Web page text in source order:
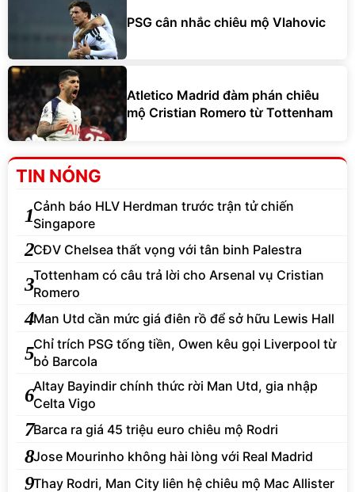
PSG cân nhắc chiêu mộ Vlahovic
Atletico Madrid đàm phán chiêu
mộ Cristian Romero từ Tottenham
TIN NÓNG
1Cảnh báo HLV Herdman trước trận tử chiến
Singapore
2CĐV Chelsea thất vọng với tân binh Palestra
3Tottenham có câu trả lời cho Arsenal vụ Cristian
Romero
4Man Utd cần mức giá điên rồ để sở hữu Lewis Hall
5Chỉ trích PSG tống tiền, Owen kêu gọi Liverpool từ
bỏ Barcola
6Altay Bayindir chính thức rời Man Utd, gia nhập
Celta Vigo
7Barca ra giá 45 triệu euro chiêu mộ Rodri
8Jose Mourinho không hài lòng với Real Madrid
9Thay Rodri, Man City liên hệ chiêu mộ Mac Allister